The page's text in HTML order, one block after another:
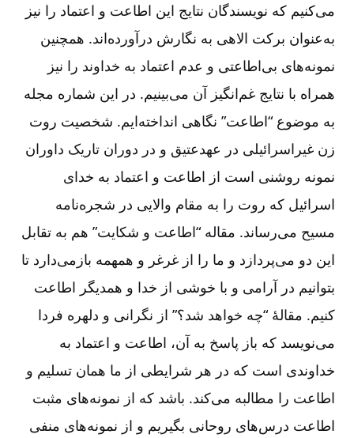
می‌کنیم که نویسندگان نتایج این اطاعت و اعتماد را نیز
به‌عنوان برکت الاهی به نگارش درآورده‌اند. همچنین
نمونه‌های بی‌اطاعتی و عدم اعتماد به خداوند را نیز
همراه با نتایج غم‌انگیز آن می‌بینیم. در این شماره مجله
به موضوع “اطاعت” نگاهی انداخته‌ایم. شخصیت روت
زن غیراسرائیلی در عهدعتیق و در دوران تاریک داوران
نمونه روشنی است از اطاعت و اعتماد به خدای
اسرائیل که روت را به مقام والایی در شجره‌نامه
مسیح می‌رساند. مقاله “اطاعت و شکایت” هم به تقابل
این دو می‌پردازد و ما را از غرغر و همهمه بازمی‌دارد تا
بتوانیم در آرامی و با خوشی از خدا و همدیگر اطاعت
کنیم. مقالۀ “چه خواهد شد؟” از نگرانی و دلهره فردا
می‌نویسد که باز پاسخ به آن، اطاعت و اعتماد به
خداوندی است که در هر شرایطی از ما همان تسلیم و
اطاعت را مطالبه می‌کند. باشد که از نمونه‌های مثبت
اطاعت درس‌های روحانی بگیریم و از نمونه‌های منفی